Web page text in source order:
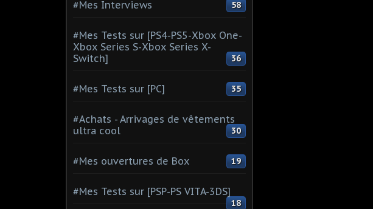
#Mes Interviews 58
#Mes Tests sur [PS4-PS5-Xbox One-
Xbox Series S-Xbox Series X-
Switch]
36
#Mes Tests sur [PC] 35
#Achats - Arrivages de vêtements
ultra cool
30
#Mes ouvertures de Box 19
#Mes Tests sur [PSP-PS VITA-3DS]
18